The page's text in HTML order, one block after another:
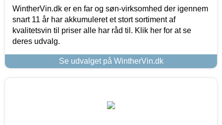
WintherVin.dk er en far og søn-virksomhed der igennem
snart 11 år har akkumuleret et stort sortiment af
kvalitetsvin til priser alle har råd til. Klik her for at se
deres udvalg.
Se udvalget på WintherVin.dk